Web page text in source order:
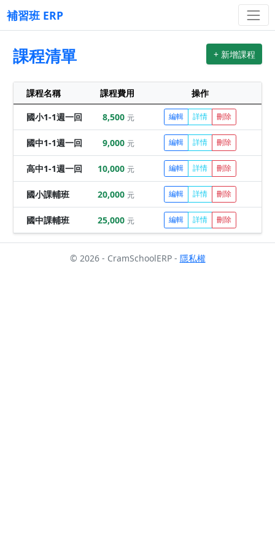
補習班 ERP
課程清單 + 新增課程
課程名稱 課程費用 操作
國小1-1週一回 8,500 元 編輯 詳情 刪除
國中1-1週一回 9,000 元 編輯 詳情 刪除
高中1-1週一回 10,000 元 編輯 詳情 刪除
國小課輔班 20,000 元 編輯 詳情 刪除
國中課輔班 25,000 元 編輯 詳情 刪除
© 2026 - CramSchoolERP - 隱私權